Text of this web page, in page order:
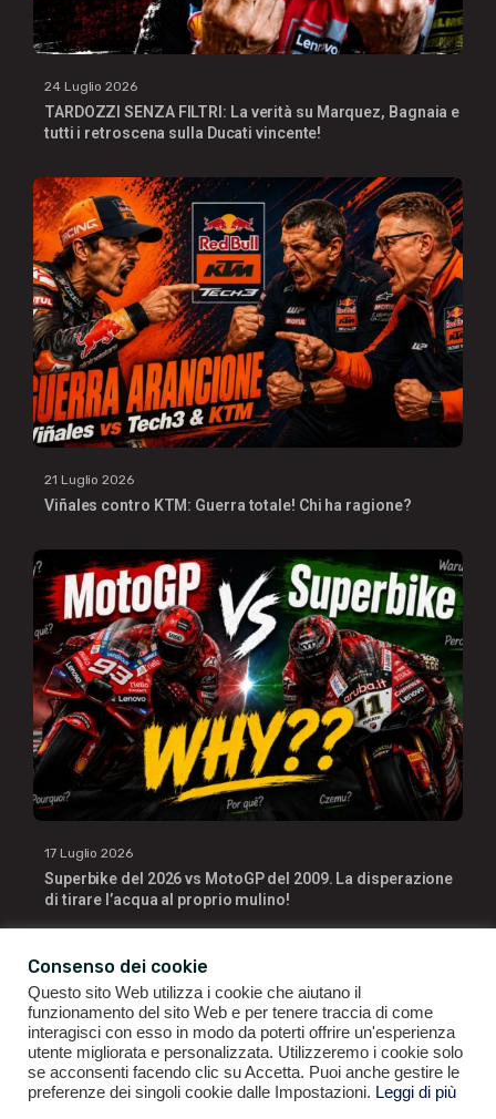
24 Luglio 2026
TARDOZZI SENZA FILTRI: La verità su Marquez, Bagnaia e
tutti i retroscena sulla Ducati vincente!
21 Luglio 2026
Viñales contro KTM: Guerra totale! Chi ha ragione?
17 Luglio 2026
Superbike del 2026 vs MotoGP del 2009. La disperazione
di tirare l’acqua al proprio mulino!
GIANLUIGI RAGNO | P.IVA 09196141007 | ©2021ALL RIGHTS
RESERVED.
Consenso dei cookie
Questo sito Web utilizza i cookie che aiutano il
funzionamento del sito Web e per tenere traccia di come
interagisci con esso in modo da poterti offrire un'esperienza
utente migliorata e personalizzata. Utilizzeremo i cookie solo
se acconsenti facendo clic su Accetta. Puoi anche gestire le
preferenze dei singoli cookie dalle Impostazioni. Leggi di più